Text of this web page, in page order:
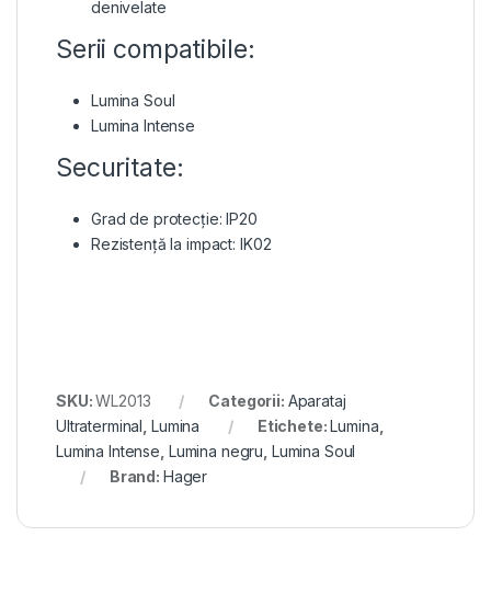
denivelate
Serii compatibile:
Lumina Soul
Lumina Intense
Securitate:
Grad de protecție: IP20
Rezistență la impact: IK02
SKU:WL2013 Categorii: Aparataj
Ultraterminal Lumina Etichete:Lumina
Lumina Intense Lumina negru Lumina Soul
Brand: Hager